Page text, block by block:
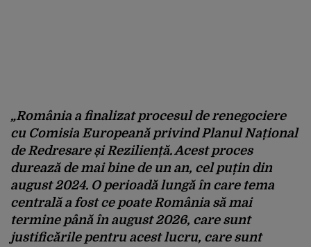
„România a finalizat procesul de renegociere
cu Comisia Europeană privind Planul Național
de Redresare și Reziliență. Acest proces
durează de mai bine de un an, cel puțin din
august 2024. O perioadă lungă în care tema
centrală a fost ce poate România să mai
termine până în august 2026, care sunt
justificările pentru acest lucru, care sunt